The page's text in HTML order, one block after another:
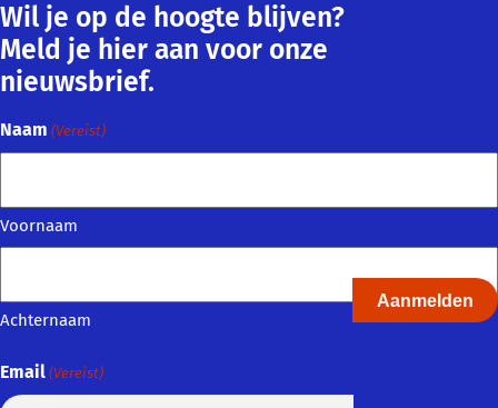
Wil je op de hoogte blijven?
Meld je hier aan voor onze
nieuwsbrief.
Naam (Vereist)
Voornaam
Achternaam
Email (Vereist)